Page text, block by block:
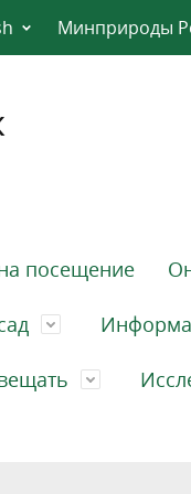
Минприроды
посещение